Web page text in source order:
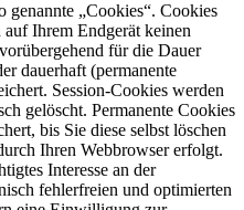
genannte „Cookies“. Cookies
Ihrem Endgerät keinen
für die Dauer
dauerhaft (permanente
Session-Cookies werden
gelöscht. Permanente Cookies
bis Sie diese selbst löschen
Ihren Webbrowser erfolgt.
Interesse an der
fehlerfreien und optimierten